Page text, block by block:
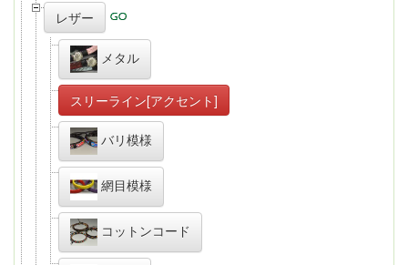
レザー
メタル
スリーライン[アクセント]
バリ模様
網目模様
コットンコード